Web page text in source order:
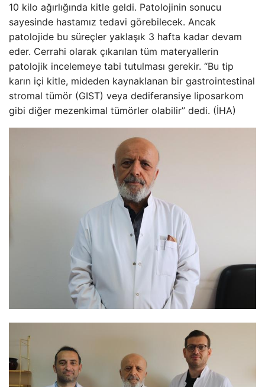
10 kilo ağırlığında kitle geldi. Patolojinin sonucu
sayesinde hastamız tedavi görebilecek. Ancak
patolojide bu süreçler yaklaşık 3 hafta kadar devam
eder. Cerrahi olarak çıkarılan tüm materyallerin
patolojik incelemeye tabi tutulması gerekir. “Bu tip
karın içi kitle, mideden kaynaklanan bir gastrointestinal
stromal tümör (GIST) veya dediferansiye liposarkom
gibi diğer mezenkimal tümörler olabilir” dedi. (İHA)